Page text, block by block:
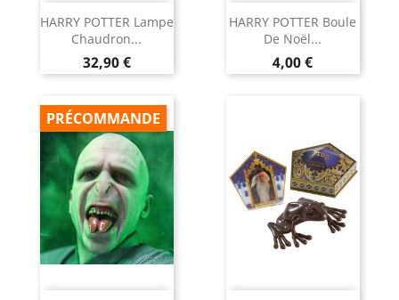
HARRY POTTER Lampe
Chaudron...
Prix
32,90 €
HARRY POTTER Boule
De Noël...
Prix
4,00 €
PRÉCOMMANDE